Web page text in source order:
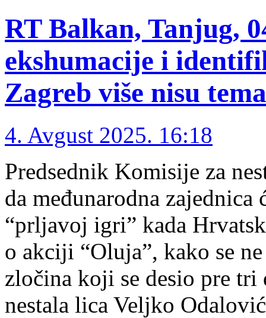
RT Balkan, Tanjug,
ekshumacije i
Zagreb više nisu tema
4. Avgust 2025. 16:18
Predsednik Komisije za
da međunarodna
“prljavoj igri” kada
o akciji “Oluja”, kako se
zločina koji se desio pre tri
nestala lica Veljko